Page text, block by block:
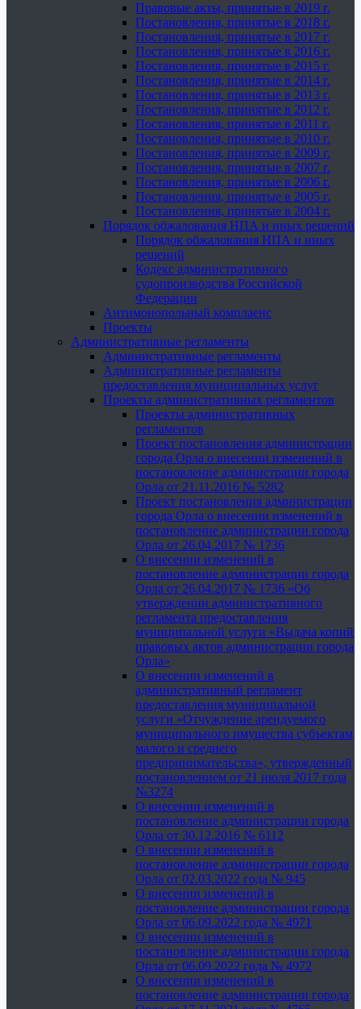
Правовые акты, принятые в 2019 г.
Постановления, принятые в 2018 г.
Постановления, принятые в 2017 г.
Постановления, принятые в 2016 г.
Постановления, принятые в 2015 г.
Постановления, принятые в 2014 г.
Постановления, принятые в 2013 г.
Постановления, принятые в 2012 г.
Постановления, принятые в 2011 г.
Постановления, принятые в 2010 г.
Постановления, принятые в 2009 г.
Постановления, принятые в 2007 г.
Постановления, принятые в 2006 г.
Постановления, принятые в 2005 г.
Постановления, принятые в 2004 г.
Порядок обжалования НПА и иных решений
Порядок обжалования НПА и иных
решений
Кодекс административного
судопроизводства Российской
Федерации
Антимонопольный комплаенс
Проекты
Административные регламенты
Административные регламенты
Административные регламенты
предоставления муниципальных услуг
Проекты административных регламентов
Проекты административных
регламентов
Проект постановления администрации
города Орла о внесении изменений в
постановление администрации города
Орла от 21.11.2016 № 5282
Проект постановления администрации
города Орла о внесении изменений в
постановление администрации города
Орла от 26.04.2017 № 1736
О внесении изменений в
постановление администрации города
Орла от 26.04.2017 № 1736 «Об
утверждении административного
регламента предоставления
муниципальной услуги «Выдача копий
правовых актов администрации города
Орла»
О внесении изменений в
административный регламент
предоставления муниципальной
услуги «Отчуждение арендуемого
муниципального имущества субъектам
малого и среднего
предпринимательства», утвержденный
постановлением от 21 июля 2017 года
№3274
О внесении изменений в
постановление администрации города
Орла от 30.12.2016 № 6112
О внесении изменений в
постановление администрации города
Орла от 02.03.2022 года № 945
О внесении изменений в
постановление администрации города
Орла от 06.09.2022 года № 4971
О внесении изменений в
постановление администрации города
Орла от 06.09.2022 года № 4972
О внесении изменений в
постановление администрации города